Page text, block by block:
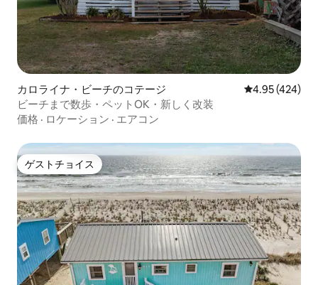
カロライナ・ビーチのコテージ レビュー424
4.95 (424)
ビーチまで数歩・ペットOK・新しく改装
価格 · ロケーション · エアコン
ゲストチョイス
ゲストチョイス